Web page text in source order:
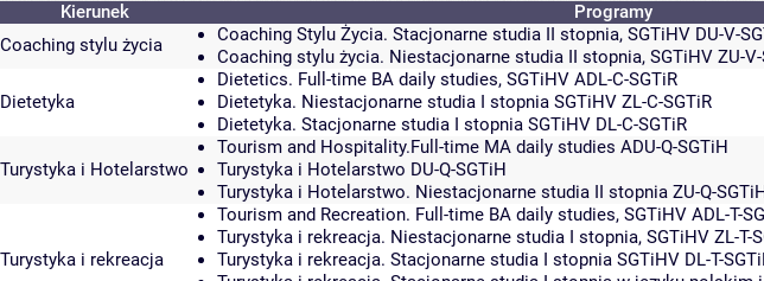
Kierunek
Programy
Coaching stylu życia
Coaching Stylu Życia. Stacjonarne studia II stopnia, SGTiHV DU-V-
Coaching stylu życia. Niestacjonarne studia II stopnia, SGTiHV ZU-
Dietetyka
Dietetics. Full-time BA daily studies, SGTiHV ADL-C-SGTiR
Dietetyka. Niestacjonarne studia I stopnia SGTiHV ZL-C-SGTiR
Dietetyka. Stacjonarne studia I stopnia SGTiHV DL-C-SGTiR
Turystyka i Hotelarstwo
Tourism and Hospitality.Full-time MA daily studies ADU-Q-SGTiH
Turystyka i Hotelarstwo DU-Q-SGTiH
Turystyka i Hotelarstwo. Niestacjonarne studia II stopnia ZU-Q-
Turystyka i rekreacja
Tourism and Recreation. Full-time BA daily studies, SGTiHV ADL-T-
Turystyka i rekreacja. Niestacjonarne studia I stopnia, SGTiHV ZL-T-
Turystyka i rekreacja. Stacjonarne studia I stopnia SGTiHV DL-T-